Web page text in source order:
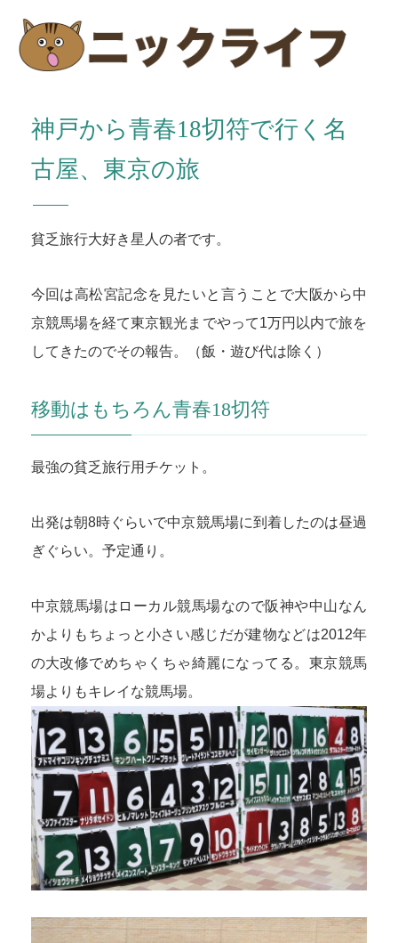
神戸から青春18切符で行く名
古屋、東京の旅
貧乏旅行大好き星人の者です。
今回は高松宮記念を見たいと言うことで大阪から中
京競馬場を経て東京観光までやって1万円以内で旅を
してきたのでその報告。（飯・遊び代は除く）
移動はもちろん青春18切符
最強の貧乏旅行用チケット。
出発は朝8時ぐらいで中京競馬場に到着したのは昼過
ぎぐらい。予定通り。
中京競馬場はローカル競馬場なので阪神や中山なん
かよりもちょっと小さい感じだが建物などは2012年
の大改修でめちゃくちゃ綺麗になってる。東京競馬
場よりもキレイな競馬場。